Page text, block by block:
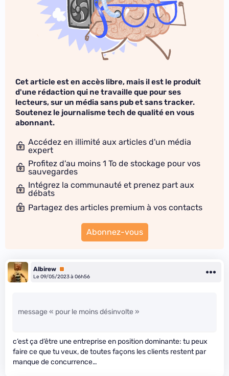
Cet article est en accès libre, mais il est le produit
d'une rédaction qui ne travaille que pour ses
lecteurs, sur un média sans pub et sans tracker.
Soutenez le journalisme tech de qualité en vous
abonnant.
Accédez en illimité aux articles d'un média
expert
Profitez d'au moins 1 To de stockage pour vos
sauvegardes
Intégrez la communauté et prenez part aux
débats
Partagez des articles premium à vos contacts
Abonnez-vous
Albirew Premium
Le 09/05/2023 à 06h56
message « pour le moins désinvolte »
c’est ça d’être une entreprise en position dominante: tu peux
faire ce que tu veux, de toutes façons les clients restent par
manque de concurrence…